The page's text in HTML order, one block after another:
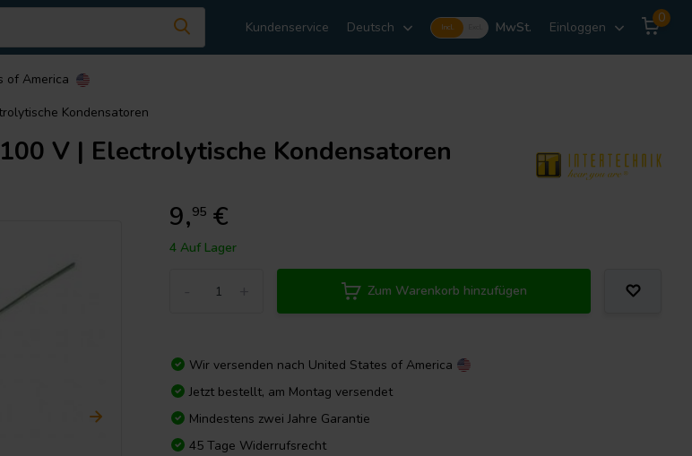
Kundenservice Deutsch Incl. MwSt. Einloggen
0
of America
Kondensatoren
V | Electrolytische Kondensatoren
9,95 €
4 Auf Lager
Zum Warenkorb hinzufügen
Wir versenden nach United States of America
Jetzt bestellt, am Montag versendet
Mindestens zwei Jahre Garantie
45 Tage Widerrufsrecht